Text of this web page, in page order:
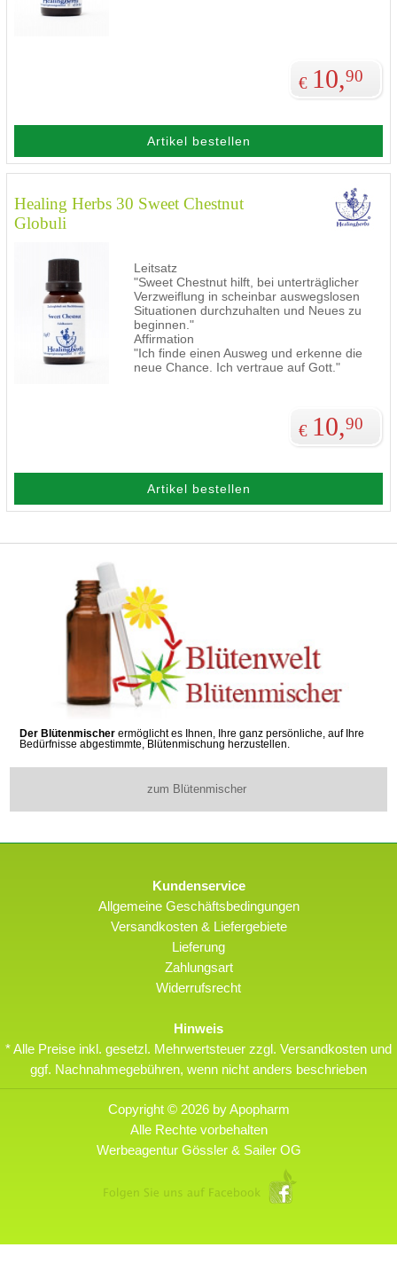
€ 10,90
Artikel bestellen
Healing Herbs 30 Sweet Chestnut
Globuli
Leitsatz
"Sweet Chestnut hilft, bei unterträglicher
Verzweiflung in scheinbar auswegslosen
Situationen durchzuhalten und Neues zu
beginnen."
Affirmation
"Ich finde einen Ausweg und erkenne die
neue Chance. Ich vertraue auf Gott."
€ 10,90
Artikel bestellen
Der Blütenmischer ermöglicht es Ihnen, Ihre ganz persönliche, auf Ihre
Bedürfnisse abgestimmte, Blütenmischung herzustellen.
zum Blütenmischer
Kundenservice
Allgemeine Geschäftsbedingungen
Versandkosten & Liefergebiete
Lieferung
Zahlungsart
Widerrufsrecht
Hinweis
* Alle Preise inkl. gesetzl. Mehrwertsteuer zzgl. Versandkosten und
ggf. Nachnahmegebühren, wenn nicht anders beschrieben
Copyright © 2026 by Apopharm
Alle Rechte vorbehalten
Werbeagentur Gössler & Sailer OG